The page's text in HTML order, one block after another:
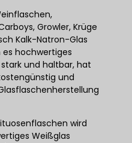
Growler, Krüge
Kalk-Natron-Glas
hochwertiges
und haltbar, hat
und
wird
Weißglas